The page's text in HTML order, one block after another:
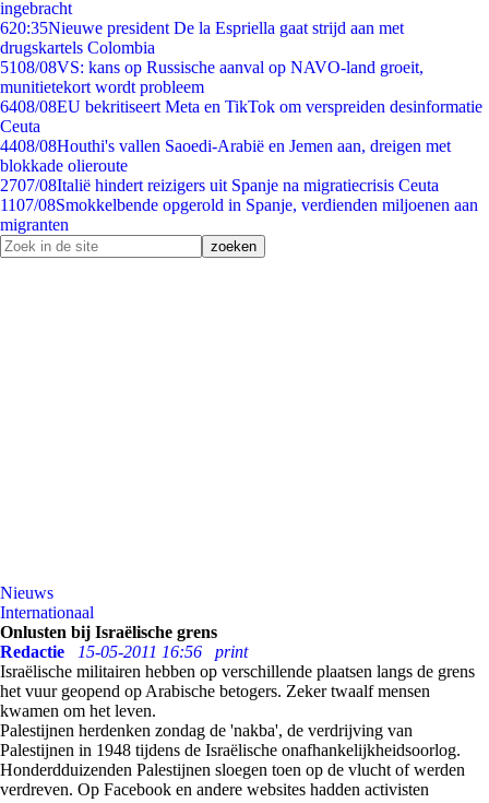
ingebracht
620:35Nieuwe president De la Espriella gaat strijd aan met
drugskartels Colombia
5108/08VS: kans op Russische aanval op NAVO-land groeit,
munitietekort wordt probleem
6408/08EU bekritiseert Meta en TikTok om verspreiden desinformatie
Ceuta
4408/08Houthi's vallen Saoedi-Arabië en Jemen aan, dreigen met
blokkade olieroute
2707/08Italië hindert reizigers uit Spanje na migratiecrisis Ceuta
1107/08Smokkelbende opgerold in Spanje, verdienden miljoenen aan
migranten
Nieuws
Internationaal
Onlusten bij Israëlische grens
Redactie
15-05-2011 16:56
print
Israëlische militairen hebben op verschillende plaatsen langs de grens
het vuur geopend op Arabische betogers. Zeker twaalf mensen
kwamen om het leven.
Palestijnen herdenken zondag de 'nakba', de verdrijving van
Palestijnen in 1948 tijdens de Israëlische onafhankelijkheidsoorlog.
Honderdduizenden Palestijnen sloegen toen op de vlucht of werden
verdreven. Op Facebook en andere websites hadden activisten